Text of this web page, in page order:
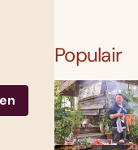
Populair